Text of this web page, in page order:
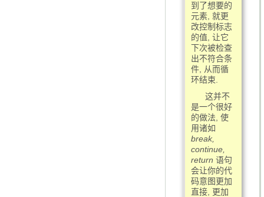
到了想要的
元素, 就更
改控制标志
的值, 让它
下次被检查
出不符合条
件, 从而循
环结束.
这并不
是一个很好
的做法, 使
用诸如
break,
continue,
return 语句
会让你的代
码意图更加
直接, 更加